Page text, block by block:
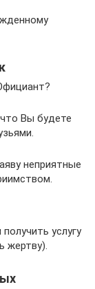
Вы будете
неприятные
услугу
жертву).